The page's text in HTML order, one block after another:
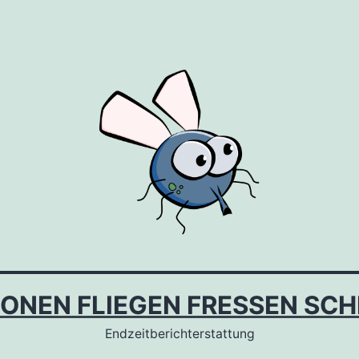
FLIEGEN FRESSEN
Endzeitberichterstattung